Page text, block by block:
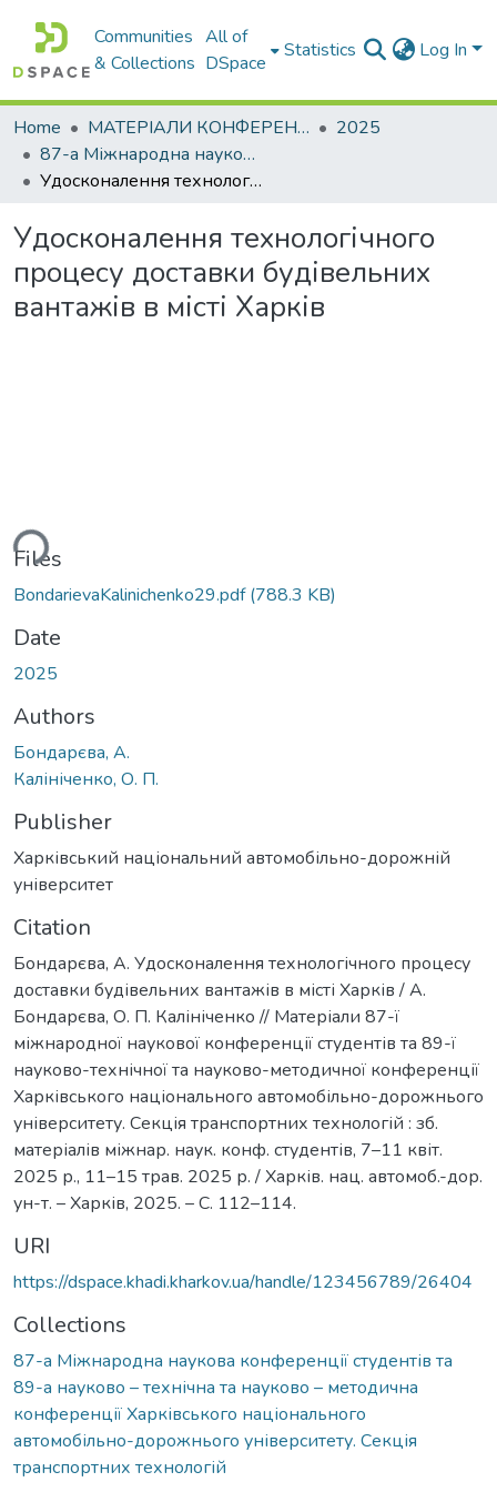
Communities
& Collections
All of
DSpace
Statistics Log In
Home МАТЕРІАЛИ КОНФЕРЕНЦІЙ
2025
87-а Міжнародна наукова конференції студентів та 89-а науково – технічна та науково – методична конференції Харківського національного автомобільно-дорожнього університету. Секція транспортних технологій
Удосконалення технологічного процесу доставки будівельних вантажів в місті Харків
Удосконалення технологічного
процесу доставки будівельних
вантажів в місті Харків
Files
BondarievaKalinichenko29.pdf(788.3 KB)
Date
2025
Authors
Бондарєва, А.
Калініченко, О. П.
Publisher
Харківський національний автомобільно-дорожній
університет
Citation
Бондарєва, А. Удосконалення технологічного процесу
доставки будівельних вантажів в місті Харків / А.
Бондарєва, О. П. Калініченко // Матеріали 87-ї
міжнародної наукової конференції студентів та 89-ї
науково-технічної та науково-методичної конференції
Харківського національного автомобільно-дорожнього
університету. Секція транспортних технологій : зб.
матеріалів міжнар. наук. конф. студентів, 7–11 квіт.
2025 р., 11–15 трав. 2025 р. / Харків. нац. автомоб.-дор.
ун-т. – Харків, 2025. – С. 112–114.
URI
https://dspace.khadi.kharkov.ua/handle/123456789/26404
Collections
87-а Міжнародна наукова конференції студентів та
89-а науково – технічна та науково – методична
конференції Харківського національного
автомобільно-дорожнього університету. Секція
транспортних технологій